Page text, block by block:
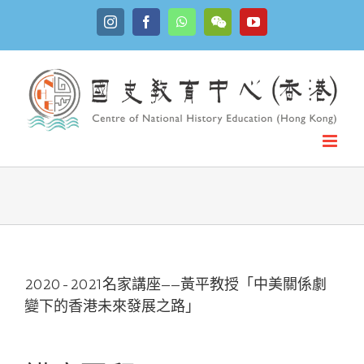
InstagramFacebookWhatsApp
WeChat
YouTube
2020-2021名家講座——黃平教授「中美關係劇
變下的香港未來發展之路」